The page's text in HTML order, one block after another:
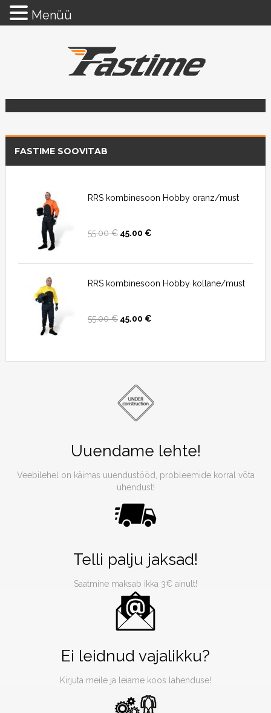
FASTIME SOOVITAB
RRS kombinesoon Hobby oranz/must
55.00€ 45.00 €
RRS kombinesoon Hobby kollane/must
55.00€ 45.00 €
Uuendame lehte!
Veebilehel on käimas uuendustööd, probleemide korral võta
ühendust!
Telli palju jaksad!
Saatmine maksab ikka 3€ ainult!
Ei leidnud vajalikku?
Kirjuta meile ja leiame koos lahenduse!
Menüü